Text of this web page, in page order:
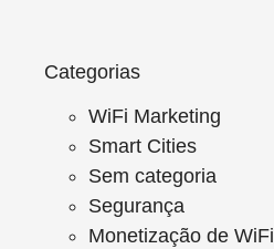
Categorias
WiFi Marketing
Smart Cities
Sem categoria
Segurança
Monetização de WiFi